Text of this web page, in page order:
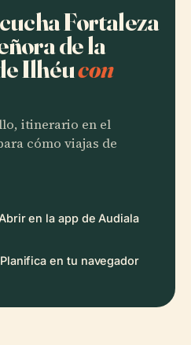
Fortaleza
de la
Ilhéucon
itinerario en el
cómo viajas de
en la app de Audiala
Planifica en tu navegador